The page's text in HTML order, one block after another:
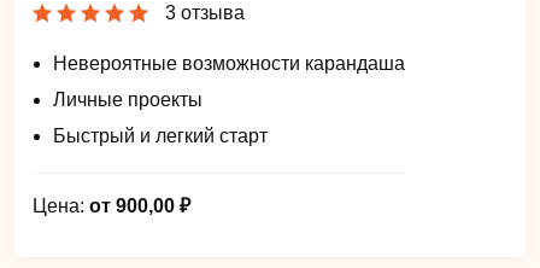
3 отзыва
Невероятные возможности карандаша
Личные проекты
Быстрый и легкий старт
Цена: от 900,00 ₽